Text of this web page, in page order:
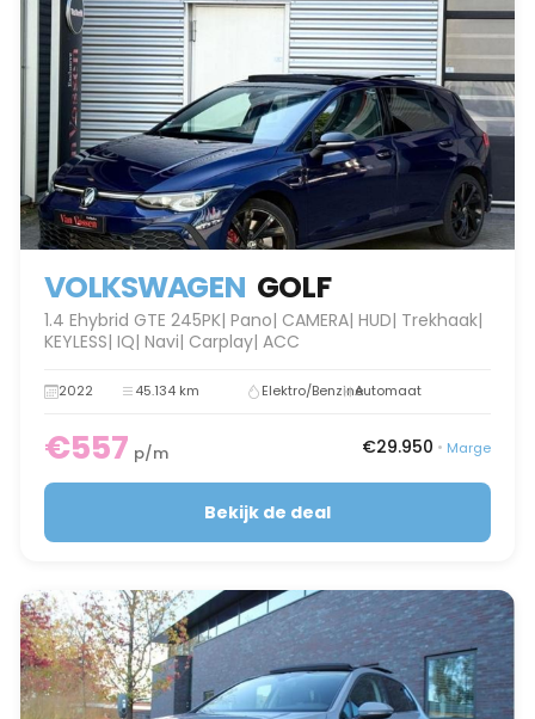
VOLKSWAGEN GOLF
1.4 Ehybrid GTE 245PK| Pano| CAMERA| HUD| Trekhaak|
KEYLESS| IQ| Navi| Carplay| ACC
2022 45.134 km Elektro/BenzineAutomaat
€557 p/m €29.950 • Marge
Bekijk de deal